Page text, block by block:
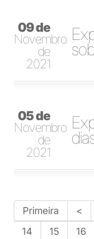
09 de
Novembro
de
2021
05 de
Novembro
de
2021
Primeira <
14
15 16